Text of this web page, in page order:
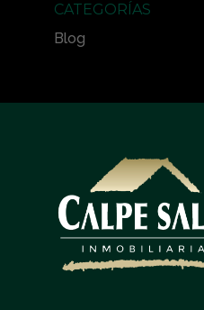
CATEGORÍAS
Blog